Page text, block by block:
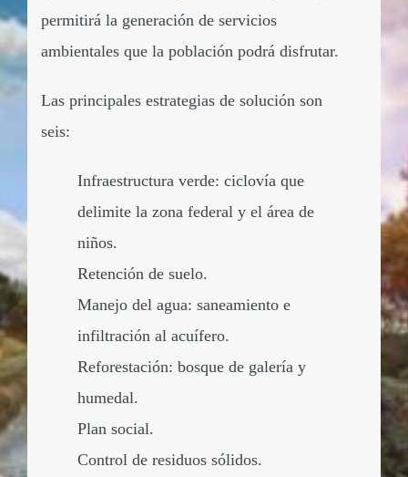
permitirá la generación de servicios
ambientales que la población podrá disfrutar.
Las principales estrategias de solución son
seis:
Infraestructura verde: ciclovía que
delimite la zona federal y el área de
niños.
Retención de suelo.
Manejo del agua: saneamiento e
infiltración al acuífero.
Reforestación: bosque de galería y
humedal.
Plan social.
Control de residuos sólidos.